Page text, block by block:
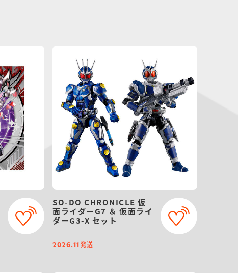
SO-DO CHRONICLE 仮
面ライダーG7 ＆ 仮面ライ
ダーG3-X セット
2026.11 発送